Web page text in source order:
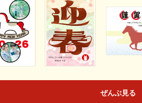
ぜんぶ見る